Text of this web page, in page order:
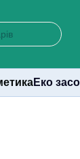
Еко